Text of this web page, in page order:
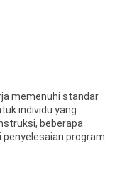
memenuhi standar
individu yang
beberapa
program